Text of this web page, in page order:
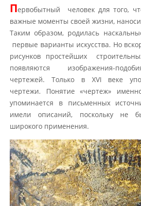
Первобытный человек для того,
важные моменты своей жизни,
Таким образом, родилась
первые варианты искусства. Но
рисунков простейших
появляются изображения-
чертежей. Только в XVI веке
чертежи. Понятие «чертеж»
упоминается в письменных
имели описаний, поскольку не
широкого применения.